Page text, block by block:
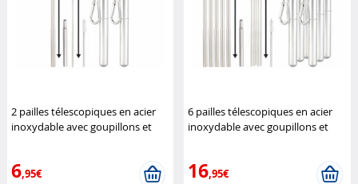
2 pailles télescopiques en acier
inoxydable avec goupillons et
6,95€
6 pailles télescopiques en acier
inoxydable avec goupillons et
16,95€